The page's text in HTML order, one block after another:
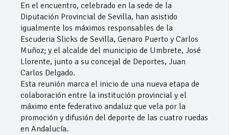
En el encuentro, celebrado en la sede de la
Diputación Provincial de Sevilla, han asistido
igualmente los máximos responsables de la
Escuderia Slicks de Sevilla, Genaro Puerto y Carlos
Muñoz; y el alcalde del municipio de Umbrete, José
Llorente, junto a su concejal de Deportes, Juan
Carlos Delgado.
Esta reunión marca el inicio de una nueva etapa de
colaboración entre la institución provincial y el
máximo ente federativo andaluz que vela por la
promoción y difusión del deporte de las cuatro ruedas
en Andalucía.